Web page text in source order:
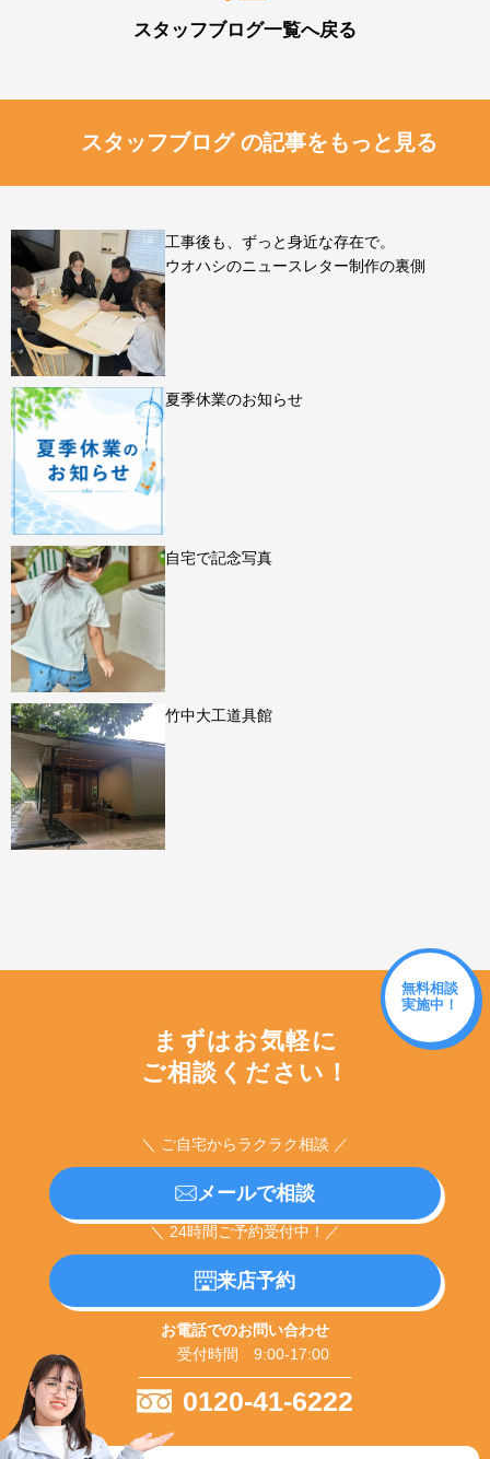
スタッフブログ一覧へ戻る
スタッフブログ の記事をもっと見る
工事後も、ずっと身近な存在で。
ウオハシのニュースレター制作の裏側
夏季休業のお知らせ
自宅で記念写真
竹中大工道具館
無料相談
実施中！
まずはお気軽に
ご相談ください！
＼ ご自宅からラクラク相談 ／
メールで相談
＼ 24時間ご予約受付中！／
来店予約
お電話でのお問い合わせ
受付時間 9:00-17:00
0120-41-6222